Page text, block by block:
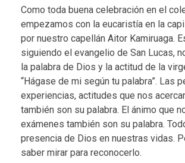
Como toda buena celebración en el
empezamos con la eucaristía en la
por nuestro capellán Aitor Kamiruaga.
siguiendo el evangelio de San Lucas,
la palabra de Dios y la actitud de la
“Hágase de mi según tu palabra”. Las
experiencias, actitudes que nos
también son su palabra. El ánimo que
exámenes también son su palabra.
presencia de Dios en nuestras vidas.
saber mirar para reconocerlo.